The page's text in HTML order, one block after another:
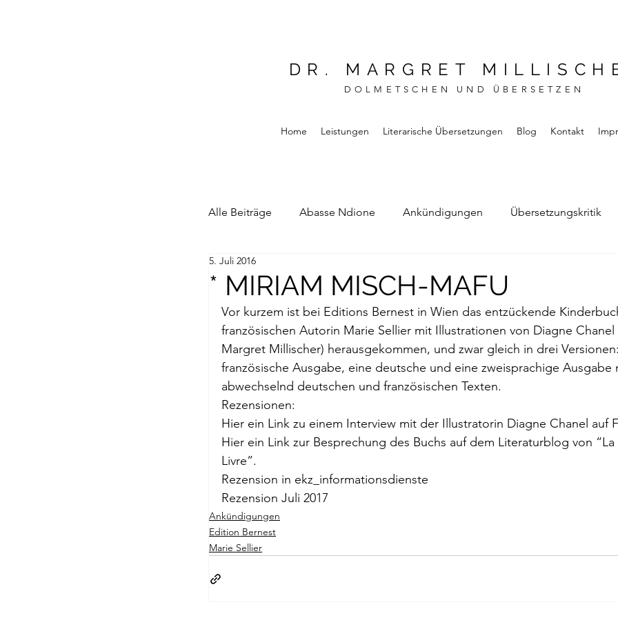
DR. MARGRET
DOLMETSCHEN UND ÜBERSETZEN
Home Leistungen Literarische Übersetzungen Blog Kontakt
Alle Beiträge Abasse Ndione Ankündigungen Übersetzungskritik
Alain Blottiere
Briefe a. j. Marokkaner Die rote Schwalbe Die
Dominique Fernandez Edition Bernest
Institut Francais
Jean-Michel Maulpoix Jean-Baptiste Para
Johann Joachim Winckelmann
* MIRIAM MISCH-MAFU
5. Juli 2016
Vor kurzem ist bei Editions Bernest in Wien das entzückende
französischen Autorin Marie Sellier mit Illustrationen von Diagne Chanel
Margret Millischer) herausgekommen, und zwar gleich in drei
französische Ausgabe, eine deutsche und eine zweisprachige Ausgabe
abwechselnd deutschen und französischen Texten.
Rezensionen:
Hier ein Link zu einem Interview mit der Illustratorin Diagne Chanel auf
Hier ein Link zur Besprechung des Buchs auf dem Literaturblog von
Livre”.
Rezension in ekz_informationsdienste
Rezension Juli 2017
Ankündigungen
Edition Bernest
Marie Sellier